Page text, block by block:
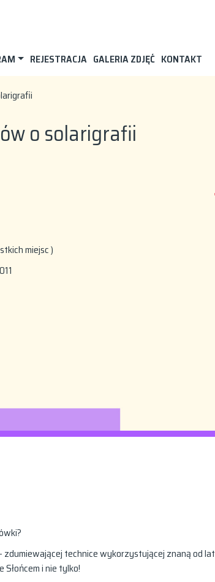
REJESTRACJA GALERIA ZDJĘĆ KONTAKT
o solarigrafii
miejsc )
technice wykorzystującej znaną od lat
i nie tylko!